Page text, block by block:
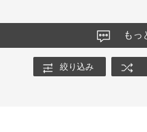
もっ
絞り込み